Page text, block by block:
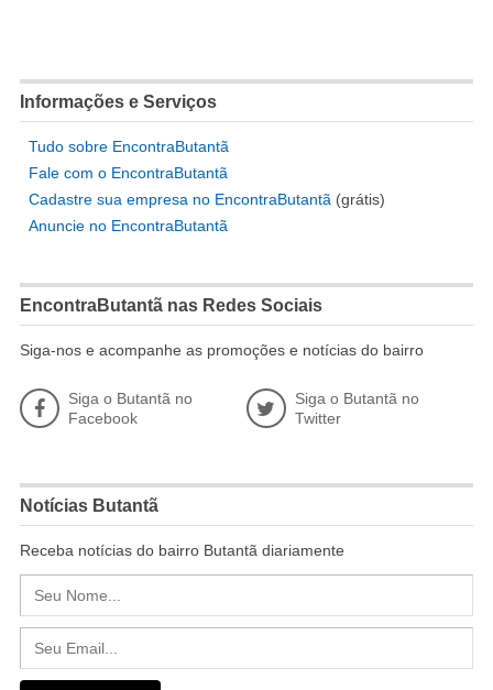
Informações e Serviços
Tudo sobre EncontraButantã
Fale com o EncontraButantã
Cadastre sua empresa no EncontraButantã(grátis)
Anuncie no EncontraButantã
EncontraButantã nas Redes Sociais
Siga-nos e acompanhe as promoções e notícias do bairro
Siga o Butantã no
Facebook
Siga o Butantã no
Twitter
Notícias Butantã
Receba notícias do bairro Butantã diariamente